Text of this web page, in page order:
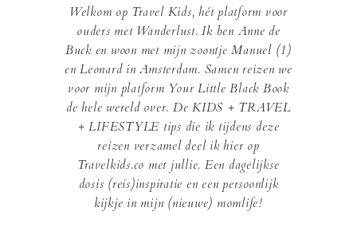
Welkom op Travel Kids, hét platform voor
ouders met Wanderlust. Ik ben Anne de
Buck en woon met mijn zoontje Manuel (1)
en Leonard in Amsterdam. Samen reizen we
voor mijn platform Your Little Black Book
de hele wereld over. De KIDS + TRAVEL
+ LIFESTYLE tips die ik tijdens deze
reizen verzamel deel ik hier op
Travelkids.co met jullie. Een dagelijkse
dosis (reis)inspiratie en een persoonlijk
kijkje in mijn (nieuwe) momlife!